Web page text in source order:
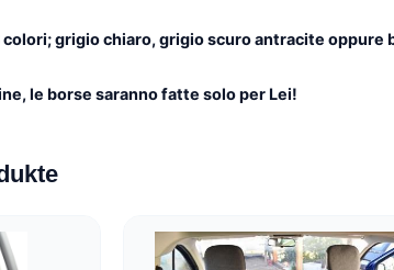
grigio chiaro, grigio scuro antracite
le borse saranno fatte solo per Lei!